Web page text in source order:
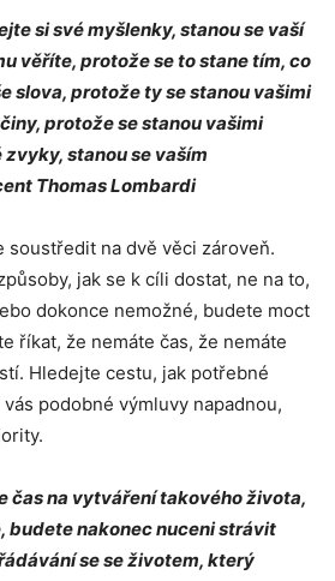
si své myšlenky, stanou se vaší
věříte, protože se to stane tím, co
slova, protože ty se stanou vašimi
protože se stanou vašimi
stanou se vaším
Thomas Lombardi
soustředit na dvě věci zároveň.
jak se k cíli dostat, ne na to,
dokonce nemožné, budete moct
říkat, že nemáte čas, že nemáte
Hledejte cestu, jak potřebné
podobné výmluvy napadnou,
čas na vytváření takového života,
budete nakonec nuceni strávit
se se životem, který